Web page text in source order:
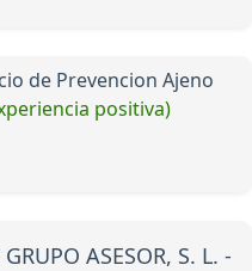
de Prevencion Ajeno
positiva)
ASESOR, S. L. -